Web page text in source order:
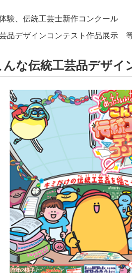
験、伝統工芸士新作コンクール
品デザインコンテスト作品展示
んな伝統工芸品デザ